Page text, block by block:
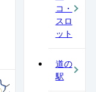
コ・
スロ
ット
道の
駅